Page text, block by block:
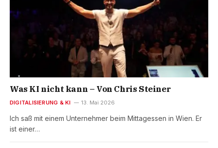
Was KI nicht kann – Von Chris Steiner
DIGITALISIERUNG & KI 13. Mai 2026
Ich saß mit einem Unternehmer beim Mittagessen in Wien. Er
ist einer…